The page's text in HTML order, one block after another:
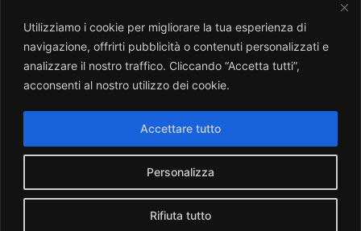
Utilizziamo i cookie per migliorare la tua esperienza di
navigazione, offrirti pubblicità o contenuti personalizzati e
analizzare il nostro traffico. Cliccando “Accetta tutti”,
acconsenti al nostro utilizzo dei cookie.
Personalizza
Rifiuta tutto
Accettare tutto